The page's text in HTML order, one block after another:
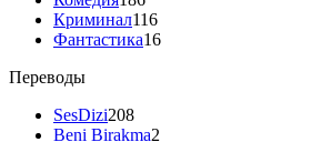
Криминал116
Фантастика16
Переводы
SesDizi208
Beni Birakma2